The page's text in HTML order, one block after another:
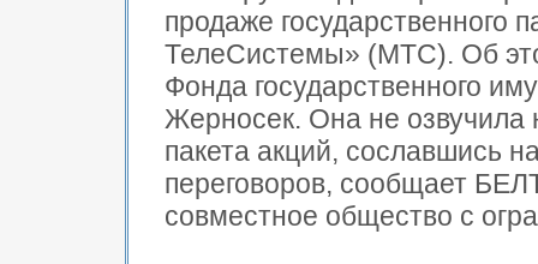
продаже
ТелеСистемы» (МТС). Об
Фонда государственного
Жерносек. Она не озвучила
пакета акций, сославшись
переговоров, сообщает
совместное общество с